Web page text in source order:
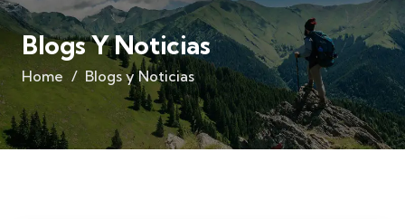
Blogs Y Noticias
Home Blogs y Noticias